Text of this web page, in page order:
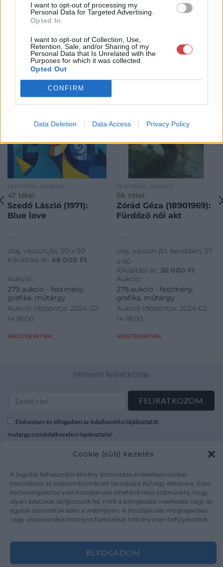
I want to opt-out of processing my
Personal Data for Targeted Advertising.
Opted In
I want to opt-out of Collection, Use,
Retention, Sale, and/or Sharing of my
Personal Data that Is Unrelated with the
Purposes for which it was collected.
Opted Out
CONFIRM
Data Deletion Data Access Privacy Policy
Cookie (süti) kezelés
A legjobb felhasználói élmény biztosítása érdekében sütiket
használunk az eszközinformációk tárolására és/vagy elérésére. Ezen
technológiákhoz való hozzájárulás lehetővé teszi számunkra, hogy
olyan adatokat dolgozzunk fel, mint a böngészési viselkedés vagy az
egyedi azonosítók ezen a webhelyen. A hozzájárulás megtagadása
vagy visszavonása bizonyos funkciókat hátrányosan befolyásolhat.
ELFOGADOM
KAPCSOLÓDÓ MŰTÁRGYAK
FESTMÉNY, GRAFIKA
47. tétel:
Szedő László (1971):
Blue love
olaj, vászon,jbl, 50 x 50
Kikiáltási ár: 48 000 Ft
Aukció:
279.aukció - festmény,
grafika, műtárgy
Aukció időpontja: 2024-02-
14 18:00
MEGTEKINTEM
FESTMÉNY, GRAFIKA
58. tétel:
Zórád Géza (18901969):
Fürdőző női akt
olaj, vászon jbl, keretben, 57
x 40
Kikiáltási ár: 36 000 Ft
Aukció:
279.aukció - festmény,
grafika, műtárgy
Aukció időpontja: 2024-02-
14 18:00
MEGTEKINTEM
Hírlevél feliratkozás
Elolvastam és elfogadom az Adatkezelési tájékoztatót:
mutargy.com/adatkezelesi-tajekoztato/
Médiaajánlat
Karrier
Kapcsolat
Áraink
ÁSZF
Adatvédelem
Impresszum